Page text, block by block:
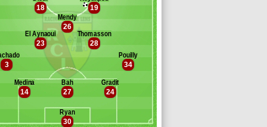
Banc des remplaçantsLens
Nosakhare Agbonifo
30
Ryan
24
Gradit
27
Bah
14
Medina
34
Pouilly
3
28
Thomasson
23
El Aynaoui
26
Mendy
19
18